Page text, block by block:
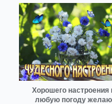
Хорошего настроения
любую погоду желаю